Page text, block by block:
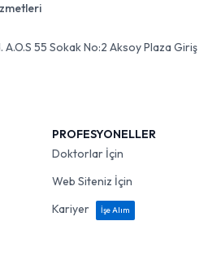
55 Sokak No:2 Aksoy Plaza Giriş
PROFESYONELLER
Doktorlar İçin
Web Siteniz İçin
Kariyer
İşe Alım